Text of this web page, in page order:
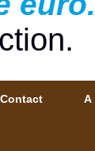
Contact A